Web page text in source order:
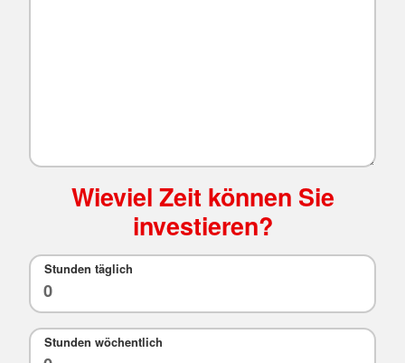
Wieviel Zeit können Sie
investieren?
Stunden täglich
Stunden wöchentlich